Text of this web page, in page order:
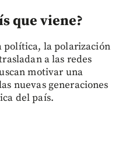
que viene?
política, la polarización
a las redes
motivar una
nuevas generaciones
del país.